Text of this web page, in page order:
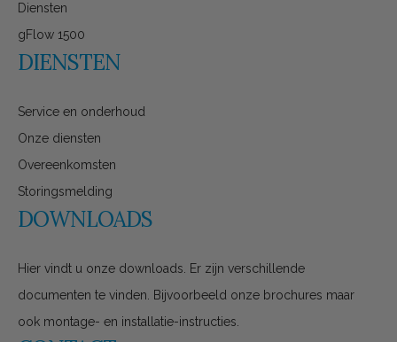
Diensten
gFlow 1500
DIENSTEN
Service en onderhoud
Onze diensten
Overeenkomsten
Storingsmelding
DOWNLOADS
Hier vindt u onze downloads. Er zijn verschillende
documenten te vinden. Bijvoorbeeld onze brochures maar
ook montage- en installatie-instructies.